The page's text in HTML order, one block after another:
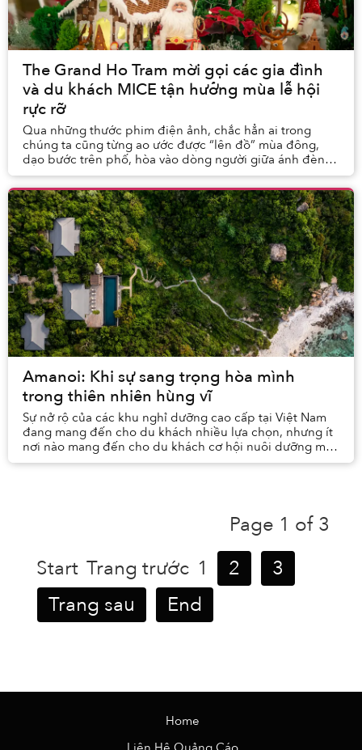
The Grand Ho Tram mời gọi các gia đình
và du khách MICE tận hưởng mùa lễ hội
rực rỡ
Qua những thước phim điện ảnh, chắc hẳn ai trong
chúng ta cũng từng ao ước được “lên đồ” mùa đông,
dạo bước trên phố, hòa vào dòng người giữa ánh đèn
lung linh đậm chất lễ hội cuối năm – một cảm giác ...
Amanoi: Khi sự sang trọng hòa mình
trong thiên nhiên hùng vĩ
Sự nở rộ của các khu nghỉ dưỡng cao cấp tại Việt Nam
đang mang đến cho du khách nhiều lựa chọn, nhưng ít
nơi nào mang đến cho du khách cơ hội nuôi dưỡng mối
liên hệ sâu sắc với bản thân và thiên nhiên...
Page 1 of 3
Start Trang trước 1 2
3
Trang sau
End
Home